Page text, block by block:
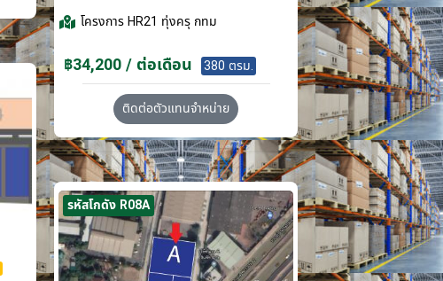
โครงการHR21 ทุ่งครุ กทม
฿34,200 / ต่อเดือน 380 ตรม.
ติดต่อตัวแทนจำหน่าย
รหัสโกดัง R08A